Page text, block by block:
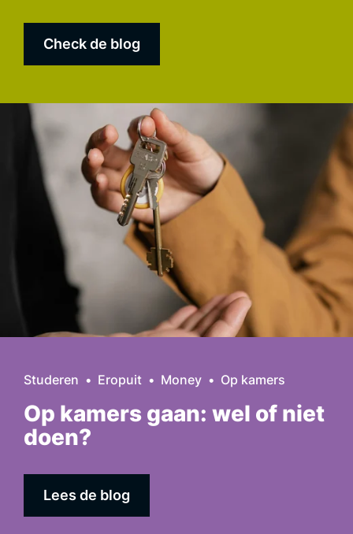
Check de blog
Studeren Eropuit Money Op kamers
Op kamers gaan: wel of niet
doen?
Lees de blog